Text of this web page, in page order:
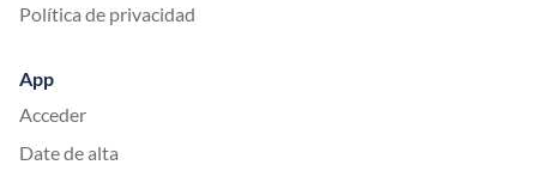
Política de privacidad
App
Acceder
Date de alta